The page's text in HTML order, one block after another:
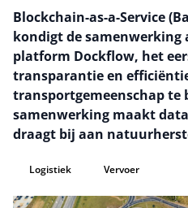
Blockchain-as-a-Service
kondigt de samenwerking
platform Dockflow, het
transparantie en
transportgemeenschap te
samenwerking maakt
draagt bij aan
Logistiek Vervoer